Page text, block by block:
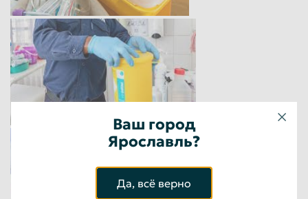
Ваш город
Ярославль?
Да, всё верно